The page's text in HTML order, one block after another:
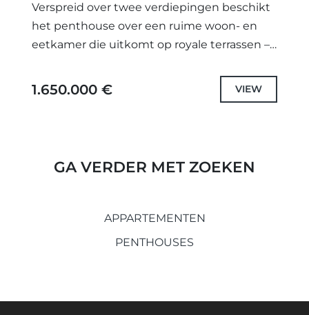
Verspreid over twee verdiepingen beschikt
het penthouse over een ruime woon- en
eetkamer die uitkomt op royale terrassen –
terwijl u geniet van...
1.650.000 € VIEW
GA VERDER MET ZOEKEN
APPARTEMENTEN
PENTHOUSES